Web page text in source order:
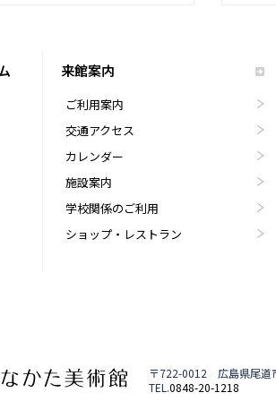
来館案内
ご利用案内
交通アクセス
カレンダー
施設案内
学校関係のご利用
ショップ・レストラン
〒722-0012 広島県尾道
TEL.0848-20-1218